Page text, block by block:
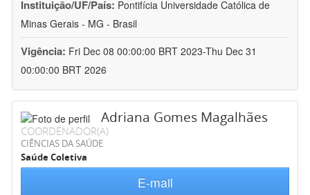
Instituição/UF/País: Pontifícia Universidade Católica de
Minas Gerais - MG - Brasil
Vigência: Fri Dec 08 00:00:00 BRT 2023-Thu Dec 31
00:00:00 BRT 2026
Adriana Gomes Magalhães
COORDENADOR(A)
CIÊNCIAS DA SAÚDE
Saúde Coletiva
E-mail